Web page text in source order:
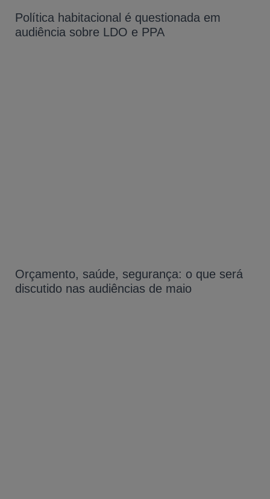
Política habitacional é questionada em
audiência sobre LDO e PPA
Orçamento, saúde, segurança: o que será
discutido nas audiências de maio